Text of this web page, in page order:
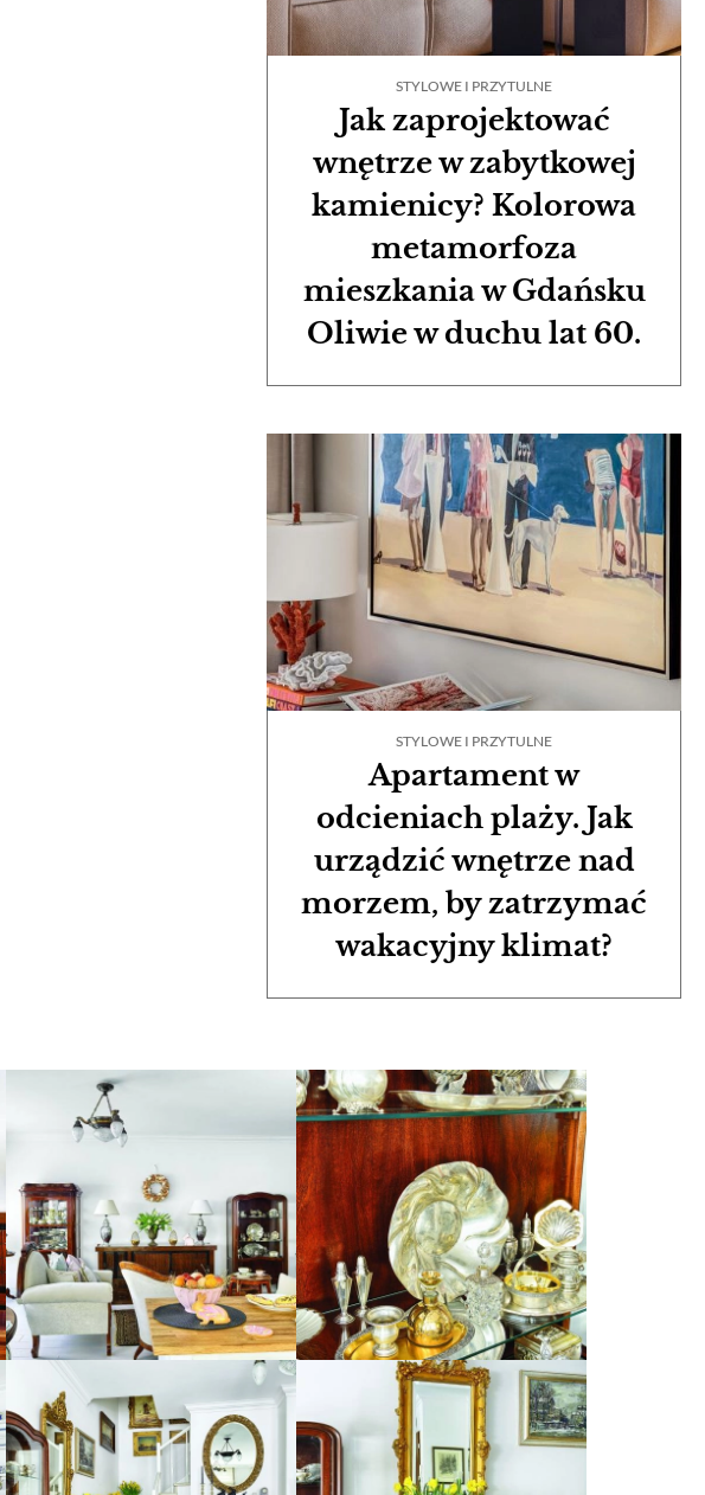
STYLOWE I PRZYTULNE
Jak zaprojektować
wnętrze w zabytkowej
kamienicy? Kolorowa
metamorfoza
mieszkania w Gdańsku
Oliwie w duchu lat 60.
STYLOWE I PRZYTULNE
Apartament w
odcieniach plaży. Jak
urządzić wnętrze nad
morzem, by zatrzymać
wakacyjny klimat?